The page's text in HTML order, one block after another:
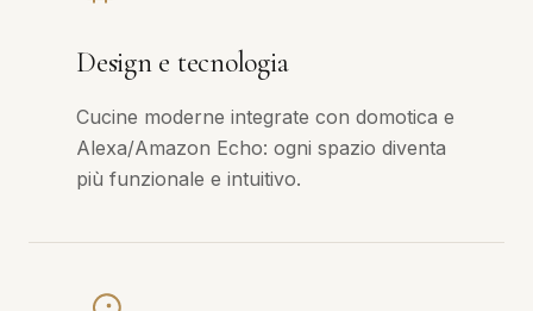
Design e tecnologia
Cucine moderne integrate con domotica e
Alexa/Amazon Echo: ogni spazio diventa
più funzionale e intuitivo.